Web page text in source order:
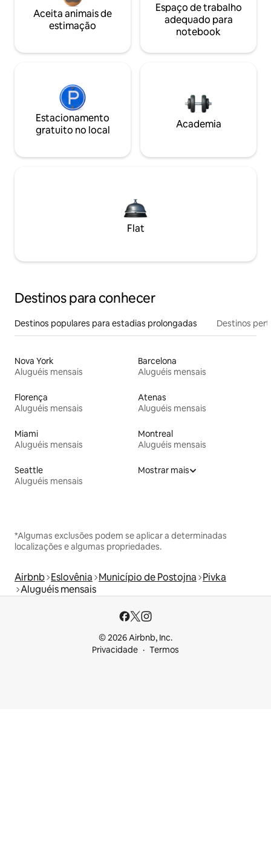
Aceita animais de
estimação
Espaço de trabalho
adequado para
notebook
Estacionamento
gratuito no local
Academia
Flat
Destinos para conhecer
Destinos populares para estadias prolongadas Destinos
Nova York
Aluguéis mensais
Barcelona
Aluguéis mensais
Florença
Aluguéis mensais
Atenas
Aluguéis mensais
Miami
Aluguéis mensais
Montreal
Aluguéis mensais
Seattle
Aluguéis mensais
Mostrar mais
*Algumas exclusões podem se aplicar a determinadas
localizações e algumas propriedades.
Airbnb Eslovênia Município de Postojna Pivka
Aluguéis mensais
© 2026 Airbnb, Inc.
Privacidade
Termos